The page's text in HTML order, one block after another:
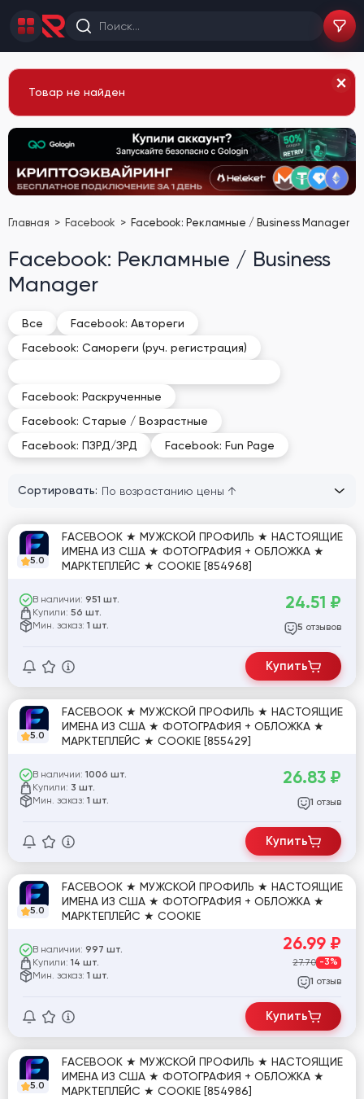
Товар не найден
Главная Facebook Facebook: Рекламные / Business Manager
Facebook: Рекламные / Business
Manager
Все
Facebook: Автореги
Facebook: Самореги (руч. регистрация)
Facebook: Раскрученные
Facebook: Старые / Возрастные
Facebook: ПЗРД/ЗРД
Facebook: Fun Page
Сортировать:
5.0
FACEBOOK ★ МУЖСКОЙ ПРОФИЛЬ ★ НАСТОЯЩИЕ
ИМЕНА ИЗ США ★ ФОТОГРАФИЯ + ОБЛОЖКА ★
МАРКТЕПЛЕЙС ★ COOKIE [854968]
В наличии: 951 шт.
Купили: 56 шт.
Мин. заказ: 1 шт.
24.51 ₽
5 отзывов
Купить
5.0
FACEBOOK ★ МУЖСКОЙ ПРОФИЛЬ ★ НАСТОЯЩИЕ
ИМЕНА ИЗ США ★ ФОТОГРАФИЯ + ОБЛОЖКА ★
МАРКТЕПЛЕЙС ★ COOKIE [855429]
В наличии: 1006 шт.
Купили: 3 шт.
Мин. заказ: 1 шт.
26.83 ₽
1 отзыв
Купить
5.0
FACEBOOK ★ МУЖСКОЙ ПРОФИЛЬ ★ НАСТОЯЩИЕ
ИМЕНА ИЗ США ★ ФОТОГРАФИЯ + ОБЛОЖКА ★
МАРКТЕПЛЕЙС ★ COOKIE
В наличии: 997 шт.
Купили: 14 шт.
Мин. заказ: 1 шт.
26.99 ₽
27.70 -3%
1 отзыв
Купить
5.0
FACEBOOK ★ МУЖСКОЙ ПРОФИЛЬ ★ НАСТОЯЩИЕ
ИМЕНА ИЗ США ★ ФОТОГРАФИЯ + ОБЛОЖКА ★
МАРКТЕПЛЕЙС ★ COOKIE [854986]